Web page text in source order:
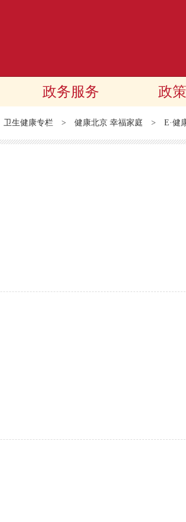
政务服务 政
卫生健康专栏 > 健康北京 幸福家庭 > E·健